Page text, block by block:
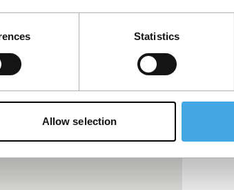
Statistics
Allow selection